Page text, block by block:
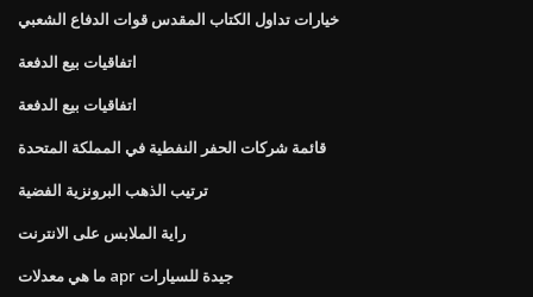
خيارات تداول الكتاب المقدس قوات الدفاع الشعبي
اتفاقيات بيع الدفعة
اتفاقيات بيع الدفعة
قائمة شركات الحفر النفطية في المملكة المتحدة
ترتيب الذهب البرونزية الفضية
راية الملابس على الانترنت
ما هي معدلات apr جيدة للسيارات